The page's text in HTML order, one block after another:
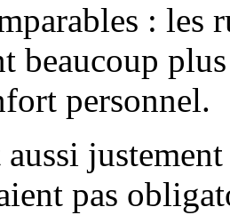
: les
beaucoup
personnel.
pas